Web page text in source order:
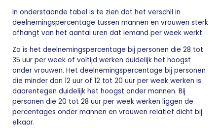
In onderstaande tabel is te zien dat het verschil in
deelnemingspercentage tussen mannen en vrouwen sterk
afhangt van het aantal uren dat iemand per week werkt.
Zo is het deelnemingspercentage bij personen die 28 tot
35 uur per week of voltijd werken duidelijk het hoogst
onder vrouwen. Het deelnemingspercentage bij personen
die minder dan 12 uur of 12 tot 20 uur per week werken is
daarentegen duidelijk het hoogst onder mannen. Bij
personen die 20 tot 28 uur per week werken liggen de
percentages onder mannen en vrouwen relatief dicht bij
elkaar.